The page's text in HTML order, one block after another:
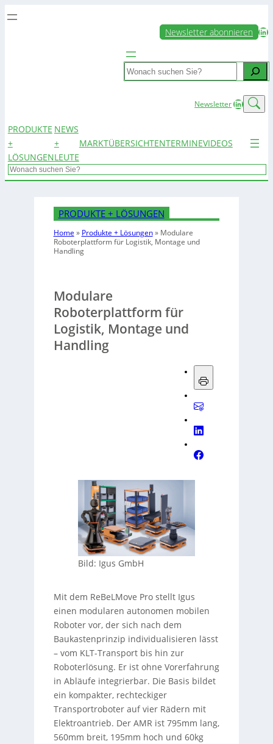
Newsletter abonnieren LinkedIn
Search
NewsletterLinkedIn
PRODUKTE
+
LÖSUNGEN
NEWS
+
LEUTE
MARKTÜBERSICHTENTERMINEVIDEOS
Search
PRODUKTE + LÖSUNGEN
Home » Produkte + Lösungen» Modulare
Roboterplattform für Logistik, Montage und
Handling
Modulare
Roboterplattform für
Logistik, Montage und
Handling
Bild: Igus GmbH
Mit dem ReBeLMove Pro stellt Igus
einen modularen autonomen mobilen
Roboter vor, der sich nach dem
Baukastenprinzip individualisieren lässt
– vom KLT-Transport bis hin zur
Roboterlösung. Er ist ohne Vorerfahrung
in Abläufe integrierbar. Die Basis bildet
ein kompakter, rechteckiger
Transportroboter auf vier Rädern mit
Elektroantrieb. Der AMR ist 795mm lang,
560mm breit, 195mm hoch und 60kg